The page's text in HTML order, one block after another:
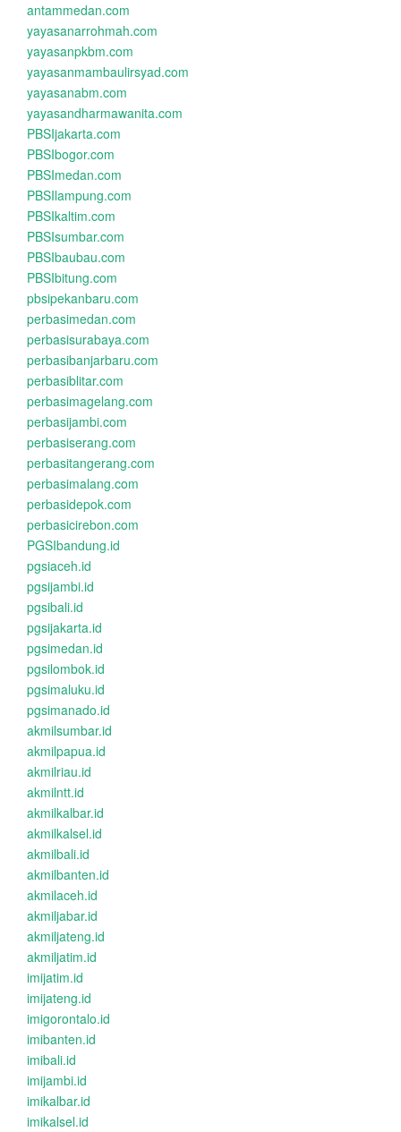
antammedan.com
yayasanarrohmah.com
yayasanpkbm.com
yayasanmambaulirsyad.com
yayasanabm.com
yayasandharmawanita.com
PBSIjakarta.com
PBSIbogor.com
PBSImedan.com
PBSIlampung.com
PBSIkaltim.com
PBSIsumbar.com
PBSIbaubau.com
PBSIbitung.com
pbsipekanbaru.com
perbasimedan.com
perbasisurabaya.com
perbasibanjarbaru.com
perbasiblitar.com
perbasimagelang.com
perbasijambi.com
perbasiserang.com
perbasitangerang.com
perbasimalang.com
perbasidepok.com
perbasicirebon.com
PGSIbandung.id
pgsiaceh.id
pgsijambi.id
pgsibali.id
pgsijakarta.id
pgsimedan.id
pgsilombok.id
pgsimaluku.id
pgsimanado.id
akmilsumbar.id
akmilpapua.id
akmilriau.id
akmilntt.id
akmilkalbar.id
akmilkalsel.id
akmilbali.id
akmilbanten.id
akmilaceh.id
akmiljabar.id
akmiljateng.id
akmiljatim.id
imijatim.id
imijateng.id
imigorontalo.id
imibanten.id
imibali.id
imijambi.id
imikalbar.id
imikalsel.id